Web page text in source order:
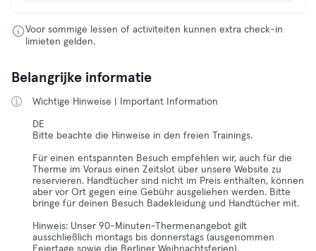
Voor sommige lessen of activiteiten kunnen extra check-in
limieten gelden.
Belangrijke informatie
Wichtige Hinweise | Important Information
DE
Bitte beachte die Hinweise in den freien Trainings.
Für einen entspannten Besuch empfehlen wir, auch für die
Therme im Voraus einen Zeitslot über unsere Website zu
reservieren. Handtücher sind nicht im Preis enthalten, können
aber vor Ort gegen eine Gebühr ausgeliehen werden. Bitte
bringe für deinen Besuch Badekleidung und Handtücher mit.
Hinweis: Unser 90-Minuten-Thermenangebot gilt
ausschließlich montags bis donnerstags (ausgenommen
Feiertage sowie die Berliner Weihnachtsferien).